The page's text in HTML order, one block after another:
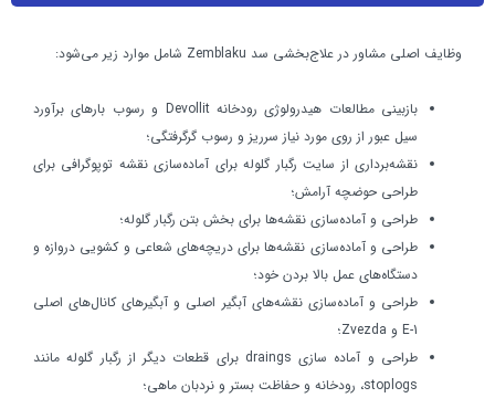
وظايف اصلي مشاور در علاج‌بخشي سد Zemblaku شامل موارد زیر می‌شود:
بازبيني مطالعات هيدرولوژي رودخانه Devollit و رسوب بارهاي برآورد
سيل عبور از روي مورد نياز سرريز و رسوب گرگرفتگي؛
نقشه‌برداري از سايت رگبار گلوله براي آماده‌سازي نقشه توپوگرافي براي
طراحي حوضچه آرامش؛
طراحي و آماده‌سازي نقشه‌ها براي بخش بتن رگبار گلوله؛
طراحي و آماده‌سازي نقشه‌ها براي دريچه‌هاي شعاعي و كشويي دروازه و
دستگاه‌هاي عمل بالا بردن خود؛
طراحي و آماده‌سازي نقشه‌هاي آبگير اصلي و آبگيرهاي كانال‌هاي اصلي
E-1 و Zvezda؛
طراحي و آماده سازی draings براي قطعات ديگر از رگبار گلوله مانند
stoplogs، رودخانه و حفاظت بستر و نردبان ماهی؛